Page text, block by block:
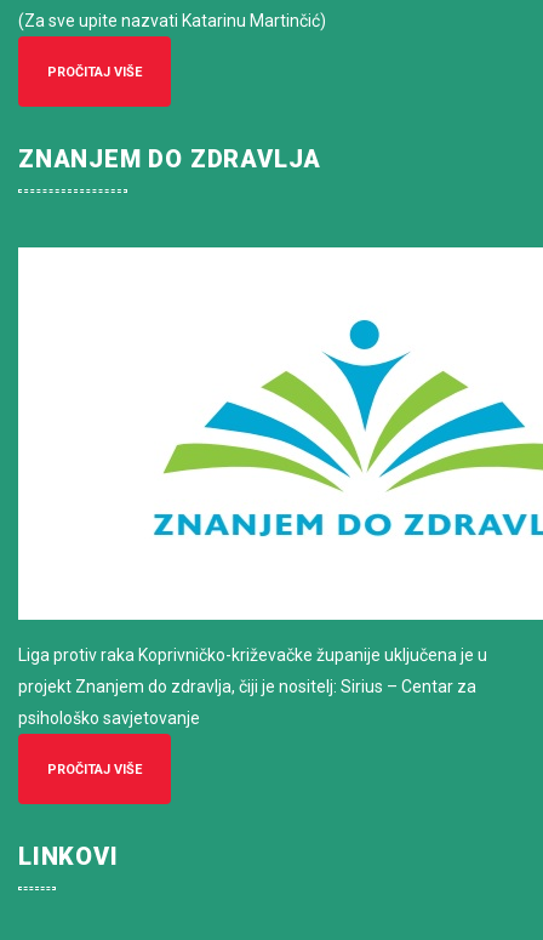
(Za sve upite nazvati Katarinu Martinčić)
PROČITAJ VIŠE
ZNANJEM DO ZDRAVLJA
Liga protiv raka Koprivničko-križevačke županije uključena je u
projekt Znanjem do zdravlja, čiji je nositelj: Sirius – Centar za
psihološko savjetovanje
PROČITAJ VIŠE
LINKOVI